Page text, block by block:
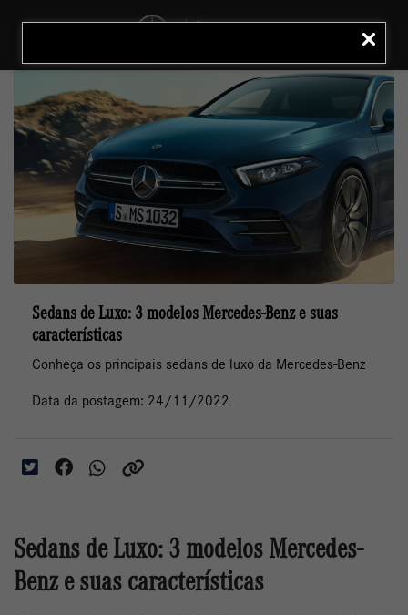
LIGAR
Sedans de Luxo: 3 modelos Mercedes-Benz e suas
características
Conheça os principais sedans de luxo da Mercedes-Benz
Data da postagem: 24/11/2022
Sedans de Luxo: 3 modelos Mercedes-
Benz e suas características